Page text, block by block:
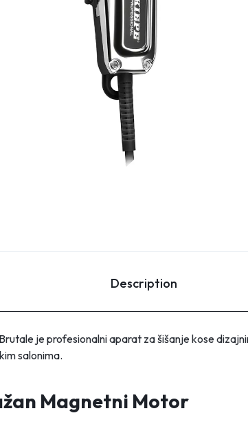
Description
je profesionalni aparat za šišanje kose
salonima.
Magnetni Motor